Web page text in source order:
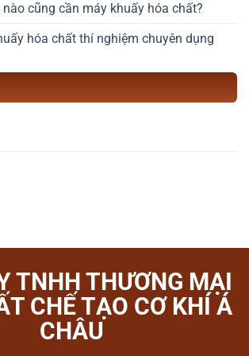
cũng cần máy khuấy hóa chất?
hóa chất thí nghiệm chuyên dụng
TNHH THƯƠNG MẠI
CHẾ TẠO CƠ KHÍ Á
CHÂU